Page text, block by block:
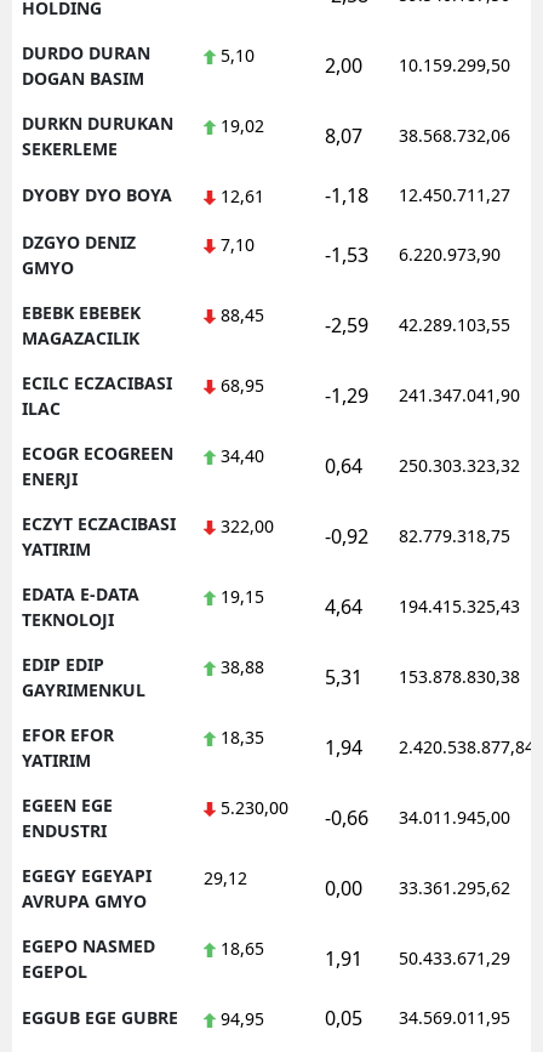
HOLDING
DURDO DURAN
DOGAN BASIM
5,10 2,00 10.159.299,50
DURKN DURUKAN
SEKERLEME
19,02 8,07 38.568.732,06
DYOBY DYO BOYA 12,61 -1,18 12.450.711,27
DZGYO DENIZ
GMYO
7,10 -1,53 6.220.973,90
EBEBK EBEBEK
MAGAZACILIK
88,45 -2,59 42.289.103,55
ECILC ECZACIBASI
ILAC
68,95 -1,29 241.347.041,90
ECOGR ECOGREEN
ENERJI
34,40 0,64 250.303.323,32
ECZYT ECZACIBASI
YATIRIM
322,00 -0,92 82.779.318,75
EDATA E-DATA
TEKNOLOJI
19,15 4,64 194.415.325,43
EDIP EDIP
GAYRIMENKUL
38,88 5,31 153.878.830,38
EFOR EFOR
YATIRIM
18,35 1,94 2.420.538.877,84
EGEEN EGE
ENDUSTRI
5.230,00 -0,66 34.011.945,00
EGEGY EGEYAPI
AVRUPA GMYO
29,12 0,00 33.361.295,62
EGEPO NASMED
EGEPOL
18,65 1,91 50.433.671,29
EGGUB EGE GUBRE 94,95 0,05 34.569.011,95